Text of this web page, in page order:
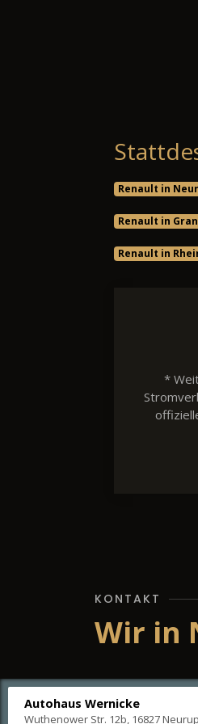
Renault in
Renault in
Renault in
*
KONTAKT
Wir in
Autohaus Wernicke
Wuthenower Str. 12b, 16827